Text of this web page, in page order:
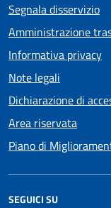
Segnala disservizio
Amministrazione
Informativa privacy
Note legali
Dichiarazione di
Area riservata
Piano di
SEGUICI SU